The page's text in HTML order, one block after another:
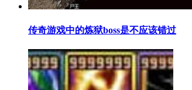
传奇游戏中的炼狱boss是不应该错过